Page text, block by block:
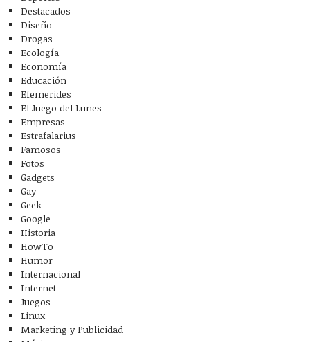
Destacados
Diseño
Drogas
Ecología
Economía
Educación
Efemerides
El Juego del Lunes
Empresas
Estrafalarius
Famosos
Fotos
Gadgets
Gay
Geek
Google
Historia
HowTo
Humor
Internacional
Internet
Juegos
Linux
Marketing y Publicidad